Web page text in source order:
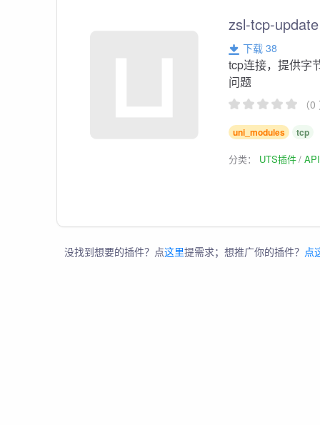
zsl-tcp-update
下载 38
tcp连接，提供字
问题
（
uni_modules tcp
分类： UTS插件
没找到想要的插件？点这里提需求；想推广你的插件？ 点